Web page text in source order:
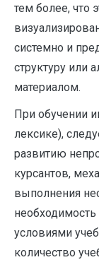
тем более, что
системно и
структуру или
материалом.
При обучении
лексике),
развитию
курсантов,
выполнения
условиями
количество